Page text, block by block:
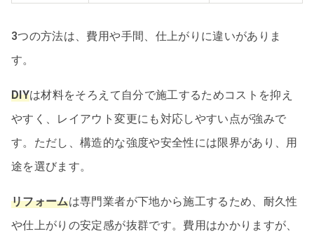
3つの方法は、費用や手間、仕上がりに違いがありま
す。
DIYは材料をそろえて自分で施工するためコストを抑え
やすく、レイアウト変更にも対応しやすい点が強みで
す。ただし、構造的な強度や安全性には限界があり、用
途を選びます。
リフォームは専門業者が下地から施工するため、耐久性
や仕上がりの安定感が抜群です。費用はかかりますが、